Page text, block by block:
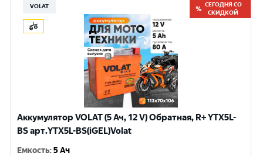
VOLAT
СЕГОДНЯ СО
СКИДКОЙ
Аккумулятор VOLAT (5 Ач, 12 V) Обратная, R+ YTX5L-
BS арт.YTX5L-BS(iGEL)Volat
Емкость:5 Ач